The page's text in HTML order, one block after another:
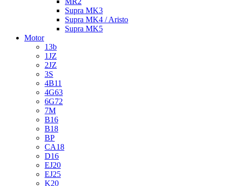
Supra MK3
Supra MK4 / Aristo
Supra MK5
Motor
13b
1JZ
2JZ
3S
4B11
4G63
6G72
7M
B16
B18
BP
CA18
D16
EJ20
EJ25
K20